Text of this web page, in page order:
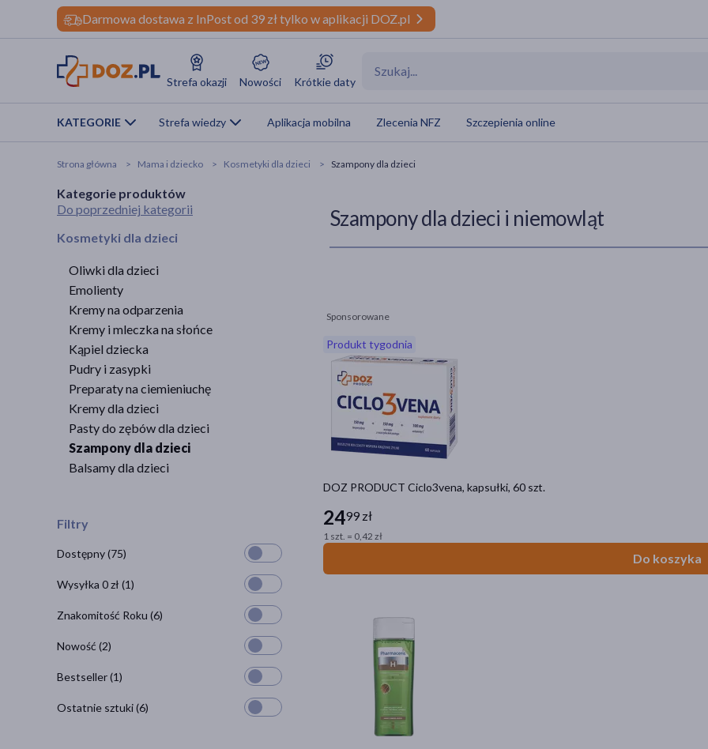
Darmowa dostawa z InPost od 39 zł tylko w aplikacji DOZ.pl
Strefa okazji Nowości Krótkie daty
KATEGORIE Strefa wiedzy Aplikacja mobilna Zlecenia NFZ Szczepienia online
Strona główna Mama i dziecko Kosmetyki dla dzieci Szampony dla dzieci
Szampony dla dzieci i niemowląt
Sponsorowane
Produkt tygodnia
DOZ PRODUCT Ciclo3vena, kapsułki, 60 szt.
2499 zł
1 szt. = 0,42 zł
Do koszyka
Kategorie produktów
Do poprzedniej kategorii
Kosmetyki dla dzieci
Oliwki dla dzieci
Emolienty
Kremy na odparzenia
Kremy i mleczka na słońce
Kąpiel dziecka
Pudry i zasypki
Preparaty na ciemieniuchę
Kremy dla dzieci
Pasty do zębów dla dzieci
Szampony dla dzieci
Balsamy dla dzieci
Filtry
Dostępny(75)
Wysyłka 0 zł (1)
Znakomitość Roku (6)
Nowość (2)
Bestseller(1)
Ostatnie sztuki(6)